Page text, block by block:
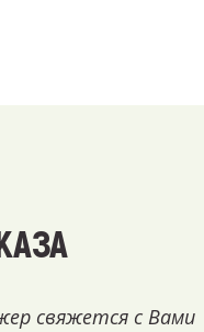
свяжется с Вами